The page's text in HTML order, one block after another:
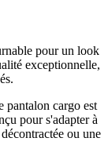
pour un look
exceptionnelle,
pantalon cargo est
pour s'adapter à
ou une